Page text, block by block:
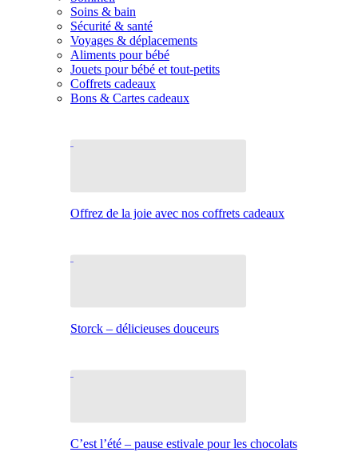
Soins & bain
Sécurité & santé
Voyages & déplacements
Aliments pour bébé
Jouets pour bébé et tout-petits
Coffrets cadeaux
Bons & Cartes cadeaux
Offrez de la joie avec nos coffrets cadeaux
Storck – délicieuses douceurs
C’est l’été – pause estivale pour les chocolats